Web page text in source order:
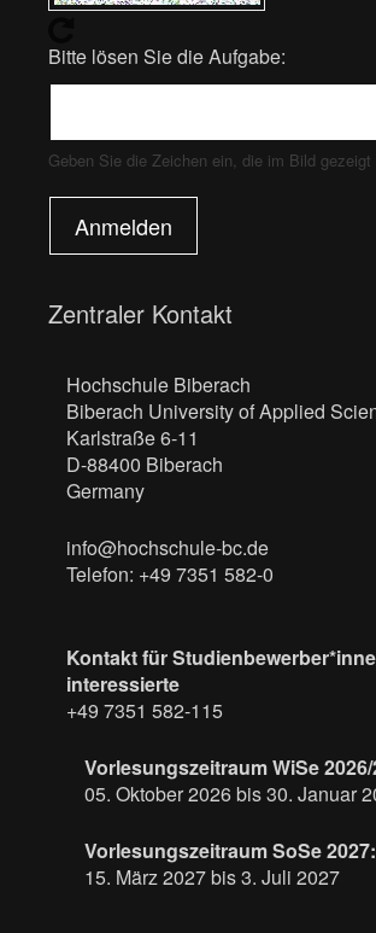
Bitte lösen Sie die Aufgabe:
Geben Sie die Zeichen ein, die im Bild gezeigt
Anmelden
Zentraler Kontakt
Hochschule Biberach
Biberach University of Applied
Karlstraße 6-11
D-88400 Biberach
Germany
info@hochschule-bc.de
Telefon: +49 7351 582-0
Kontakt für
interessierte
+49 7351 582-115
Vorlesungszeitraum WiSe
05. Oktober 2026 bis 30. Januar
Vorlesungszeitraum SoSe 2027:
15. März 2027 bis 3. Juli 2027